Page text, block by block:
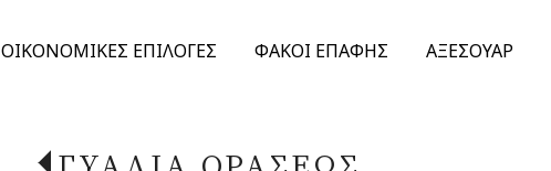
ΟΙΚΟΝΟΜΙΚΕΣ ΕΠΙΛΟΓΕΣ ΦΑΚΟΙ ΕΠΑΦΗΣ ΑΞΕΣΟΥΑΡ